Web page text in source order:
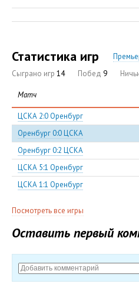
Статистика игр
Сыграно игр 14 Побед 9
Матч
ЦСКА 2:0 Оренбург
Оренбург 0:0 ЦСКА
Оренбург 0:2 ЦСКА
ЦСКА 5:1 Оренбург
ЦСКА 1:1 Оренбург
Посмотреть все игры
Оставить первый